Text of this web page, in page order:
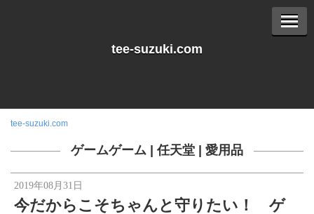
tee-suzuki.com
tee-suzuki.com
ゲームゲーム 任天堂 愛用品
2019年08月31日
今だからこそちゃんと守りたい！ ゲ